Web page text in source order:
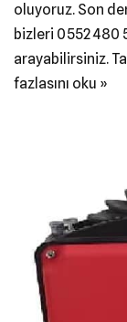
oluyoruz. Son
bizleri 0552 480
arayabilirsiniz.
fazlasını oku »